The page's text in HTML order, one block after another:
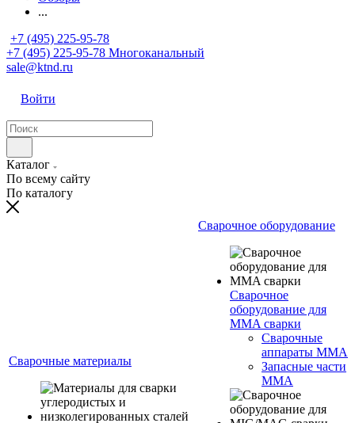
...
+7 (495) 225-95-78
+7 (495) 225-95-78 Многоканальный
sale@ktnd.ru
Войти
Каталог
По всему сайту
По каталогу
Сварочные материалы
Сварочное оборудование
Сварочное
оборудование для
MMA сварки
Сварочные
аппараты MMA
Запасные части
MMA